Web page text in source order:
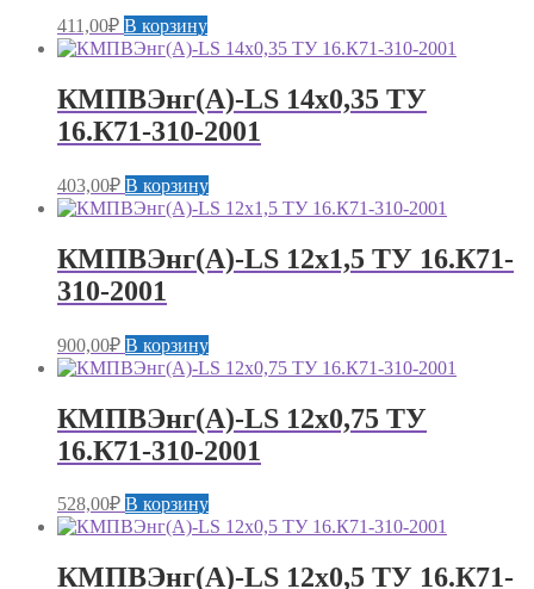
411,00₽ В корзину
КМПВЭнг(А)-LS 14х0,35 ТУ
16.К71-310-2001
403,00₽ В корзину
КМПВЭнг(А)-LS 12х1,5 ТУ 16.К71-
310-2001
900,00₽ В корзину
КМПВЭнг(А)-LS 12х0,75 ТУ
16.К71-310-2001
528,00₽ В корзину
КМПВЭнг(А)-LS 12х0,5 ТУ 16.К71-